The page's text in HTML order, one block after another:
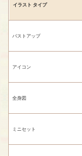
イラスト タイプ
バストアップ
アイコン
全身図
ミニセット